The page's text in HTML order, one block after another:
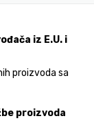
iz E.U. i
proizvoda sa
proizvoda